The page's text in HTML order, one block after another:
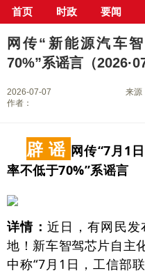
首页 时政 要闻
当前位置： 首页> 新闻中心> 行
网传“新能源汽车
70%”系谣言（
2026-07-07
来源
作者：
辟 谣 网传“7月1
率不低于70%”系谣言
详情： 近日，有网民
地！新车智驾芯片自主
中称“7月1日，工信部